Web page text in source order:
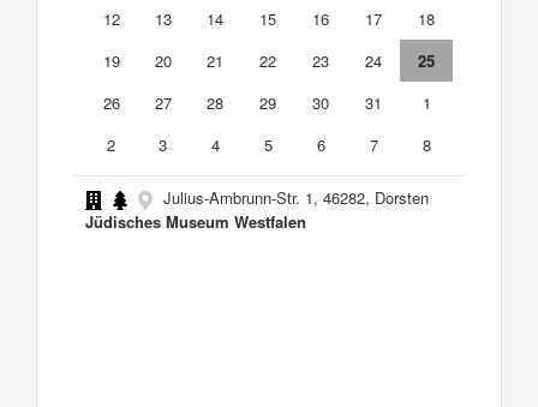
12
13 14 15 16 17
18
19
20 21 22 23 24
25
26
27 28 29 30 31
1
2
3 4 5 6 7 8
Julius-Ambrunn-Str. 1, 46282, Dorsten
Jüdisches Museum Westfalen